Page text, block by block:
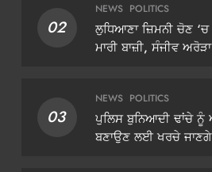
02
NEWS POLITICS
ਲੁਧਿਆਣਾ ਜ਼ਿਮਨੀ ਚੋਣ
ਮਾਰੀ ਬਾਜ਼ੀ, ਸੰਜੀਵ
03
NEWS POLITICS
ਪੁਲਿਸ ਬੁਨਿਆਦੀ ਢਾਂਚੇ
ਬਣਾਉਣ ਲਈ ਖਰਚੇ